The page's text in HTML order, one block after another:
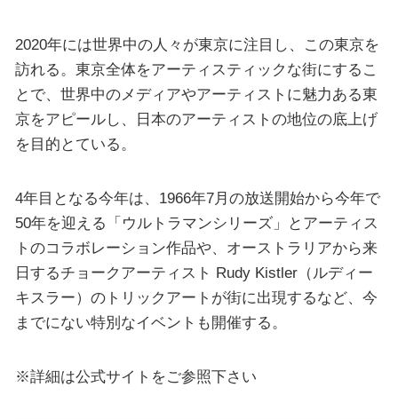
2020年には世界中の人々が東京に注目し、この東京を
訪れる。東京全体をアーティスティックな街にするこ
とで、世界中のメディアやアーティストに魅力ある東
京をアピールし、日本のアーティストの地位の底上げ
を目的とている。
4年目となる今年は、1966年7月の放送開始から今年で
50年を迎える「ウルトラマンシリーズ」とアーティス
トのコラボレーション作品や、オーストラリアから来
日するチョークアーティスト Rudy Kistler（ルディー
キスラー）のトリックアートが街に出現するなど、今
までにない特別なイベントも開催する。
※詳細は公式サイトをご参照下さい